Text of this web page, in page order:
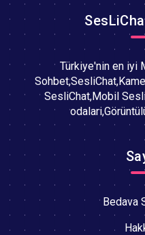
Türkiye'nin en iyi
SesliChat,Mobil
Bedava